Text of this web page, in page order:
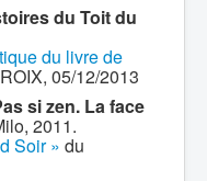
du Toit du
du livre de
05/12/2013
si zen. La face
2011.
Soir » du